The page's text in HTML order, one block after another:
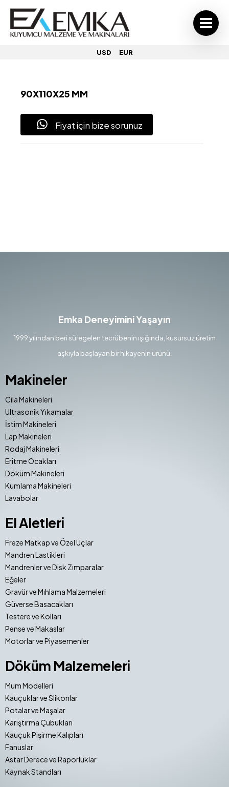
USD EUR
90X110X25 MM
Fiyat için bize sorunuz
Emka Deneyimini Yaşayın
1999 yılından beri süregelen tecrübenin ışığında, kusursuz üretim
aşkıyla başlayan bir hikayenin ürünü.
Makineler
Cila Makineleri
Ultrasonik Yıkamalar
İstim Makineleri
Lap Makineleri
Rodaj Makineleri
Eritme Ocakları
Döküm Makineleri
Kumlama Makineleri
Lavabolar
El Aletleri
Freze Matkap ve Özel Uçlar
Mandren Lastikleri
Mandrenler ve Disk Zımparalar
Eğeler
Gravür ve Mıhlama Malzemeleri
Güverse Basacakları
Testere ve Kolları
Pense ve Makaslar
Motorlar ve Piyasemenler
Döküm Malzemeleri
Mum Modelleri
Kauçuklar ve Slikonlar
Potalar ve Maşalar
Karıştırma Çubukları
Kauçuk Pişirme Kalıpları
Fanuslar
Astar Derece ve Raporluklar
Kaynak Standları